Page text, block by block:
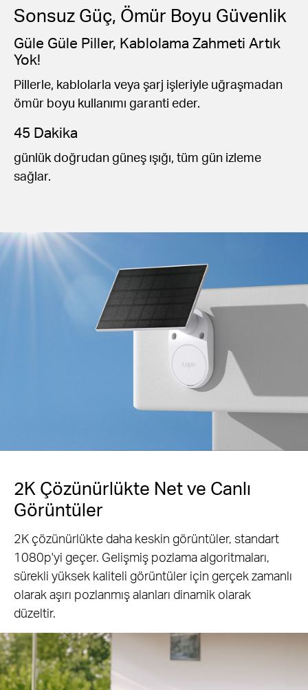
Sonsuz Güç, Ömür Boyu Güvenlik
Güle Güle Piller, Kablolama Zahmeti Artık
Yok!
Pillerle, kablolarla veya şarj işleriyle uğraşmadan
ömür boyu kullanımı garanti eder.
45 Dakika
günlük doğrudan güneş ışığı, tüm gün izleme
sağlar.
2K Çözünürlükte Net ve Canlı
Görüntüler
2K çözünürlükte daha keskin görüntüler, standart
1080p'yi geçer. Gelişmiş pozlama algoritmaları,
sürekli yüksek kaliteli görüntüler için gerçek zamanlı
olarak aşırı pozlanmış alanları dinamik olarak
düzeltir.